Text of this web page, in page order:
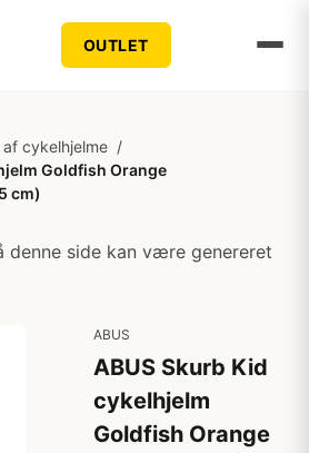
OUTLET
cykelhjelme /
Goldfish Orange
cm)
denne side kan være genereret
ABUS
ABUS Skurb Kid
cykelhjelm
Goldfish Orange